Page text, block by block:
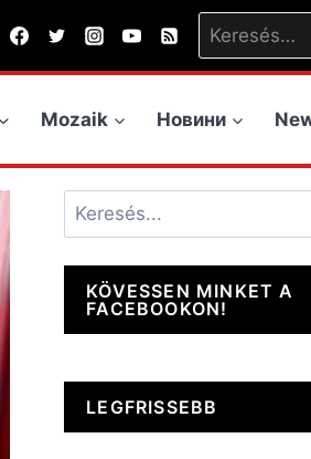
Keresés:
Mozaik Новини
Keresés
KÖVESSEN MINKET A
FACEBOOKON!
LEGFRISSEBB